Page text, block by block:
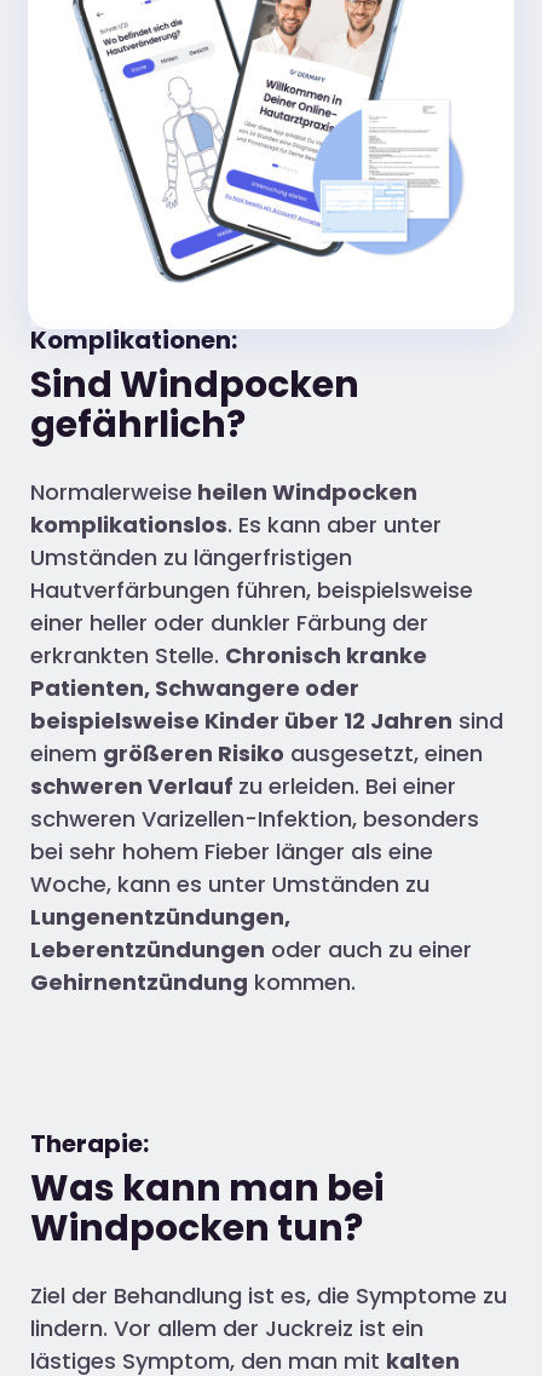
Komplikationen:
Sind Windpocken
gefährlich?
Normalerweise heilen Windpocken
komplikationslos. Es kann aber unter
Umständen zu längerfristigen
Hautverfärbungen führen, beispielsweise
einer heller oder dunkler Färbung der
erkrankten Stelle. Chronisch kranke
Patienten, Schwangere oder
beispielsweise Kinder über 12 Jahren sind
einem größeren Risiko ausgesetzt, einen
schweren Verlauf zu erleiden. Bei einer
schweren Varizellen-Infektion, besonders
bei sehr hohem Fieber länger als eine
Woche, kann es unter Umständen zu
Lungenentzündungen,
Leberentzündungen oder auch zu einer
Gehirnentzündung kommen.
Therapie:
Was kann man bei
Windpocken tun?
Ziel der Behandlung ist es, die Symptome zu
lindern. Vor allem der Juckreiz ist ein
lästiges Symptom, den man mit kalten